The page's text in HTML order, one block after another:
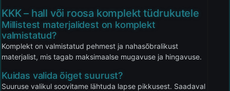
KKK – hall või roosa komplekt tüdrukutele
Millistest materjalidest on komplekt
valmistatud?
Komplekt on valmistatud pehmest ja nahasõbralikust
materjalist, mis tagab maksimaalse mugavuse ja hingavuse.
Kuidas valida õiget suurust?
Suuruse valikul soovitame lähtuda lapse pikkusest. Saadaval